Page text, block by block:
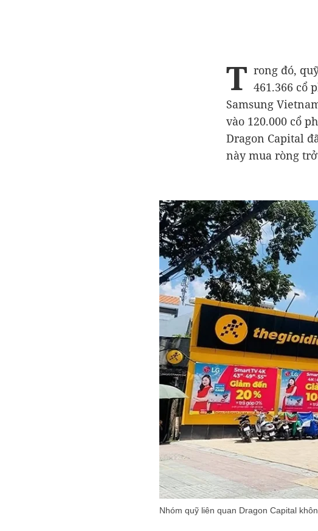
T rong đó,
461.366 cổ
Samsung
vào 120.000 cổ
Dragon Capital
này mua ròng
Nhóm quỹ liên quan Dragon Capital